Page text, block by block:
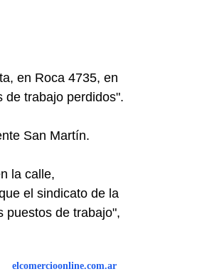
en Roca 4735, en
de trabajo perdidos".
San Martín.
la calle,
el sindicato de la
puestos de trabajo",
elcomercioonline.com.ar